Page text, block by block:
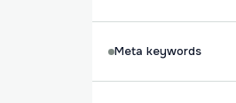
Meta keywords